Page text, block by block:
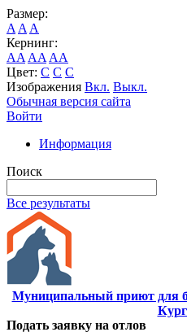
Размер:
A A A
Кернинг:
AA AA AA
Цвет: C C C
Изображения Вкл. Выкл.
Обычная версия сайта
Войти
Информация
Поиск
Все результаты
Муниципальный приют для
Подать заявку на отлов